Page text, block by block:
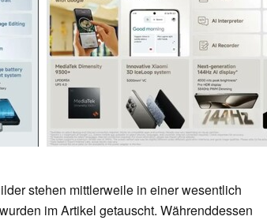
stehen mittlerweile in einer wesentlich
im Artikel getauscht. Währenddessen